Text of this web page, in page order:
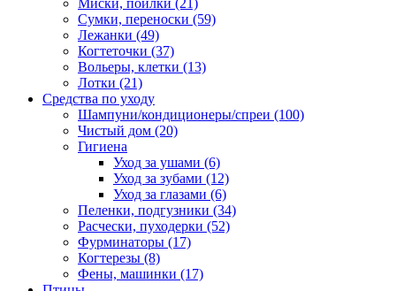
Миски, поилки (21)
Сумки, переноски (59)
Лежанки (49)
Когтеточки (37)
Вольеры, клетки (13)
Лотки (21)
Средства по уходу
Шампуни/кондиционеры/спреи (100)
Чистый дом (20)
Гигиена
Уход за ушами (6)
Уход за зубами (12)
Уход за глазами (6)
Пеленки, подгузники (34)
Расчески, пуходерки (52)
Фурминаторы (17)
Когтерезы (8)
Фены, машинки (17)